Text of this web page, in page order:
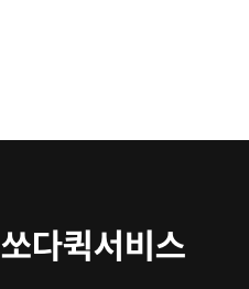
쏘다퀵서비스